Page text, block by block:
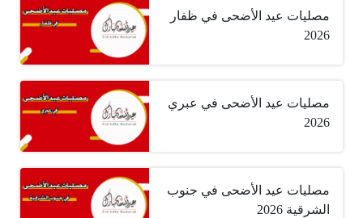
مصليات عيد الأضحى في ظفار
2026
مصليات عيد الأضحى في عبري
2026
مصليات عيد الأضحى في جنوب
الشرقية 2026